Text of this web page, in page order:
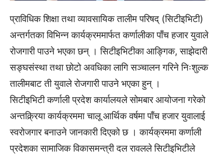
प्राविधिक शिक्षा तथा व्यावसायिक तालीम परिषद् (सिटीइभिटी)
अन्तर्गतका विभिन्न कार्यक्रममार्फत कर्णालीका पाँच हजार युवाले
रोजगारी पाउने भएका छन् । सिटीइभिटीका आङ्गिक, साझेदारी
सङ्घसंस्था तथा छोटो अवधिका लागि सञ्चालन गरिने निःशुल्क
तालीमबाट ती युवाले रोजगारी पाउने भएका हुन् ।
सिटीइभिटी कर्णाली प्रदेश कार्यालयले सोमबार आयोजना गरेको
अन्तक्र्रिया कार्यक्रममा चालू आर्थिक वर्षमा पाँच हजार युवालाई
स्वरोजगार बनाउने जानकारी दिएको छ । कार्यक्रममा कर्णाली
प्रदेशका सामाजिक विकासमन्त्री दल रावलले सिटीइभिटीले